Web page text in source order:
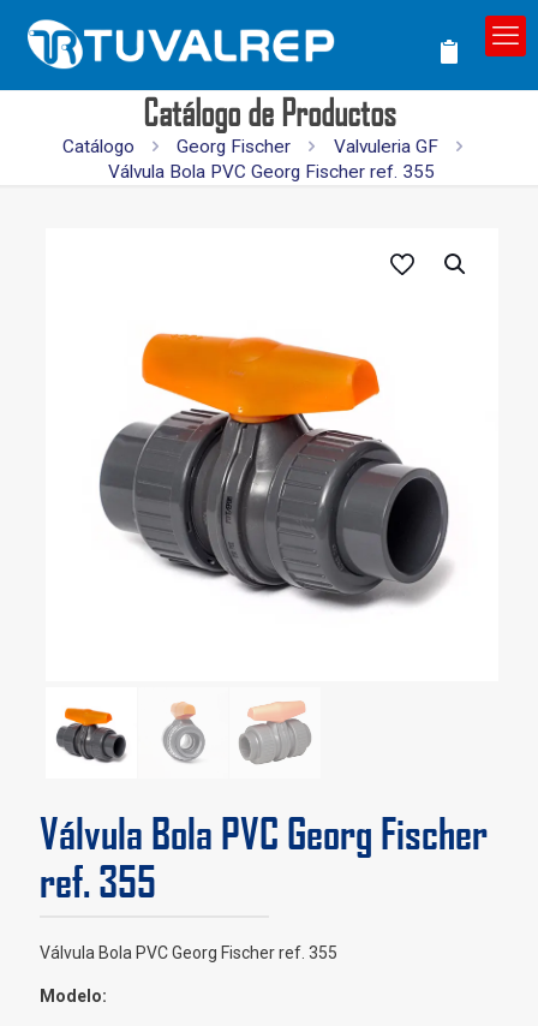
Catálogo de Productos
Catálogo Georg Fischer
Valvuleria GF
Válvula Bola PVC Georg Fischer ref. 355
Válvula Bola PVC Georg Fischer
ref. 355
Válvula Bola PVC Georg Fischer ref. 355
Modelo: